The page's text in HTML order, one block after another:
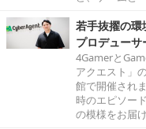
若手抜擢の
プロデュー
4Gamerと
アクエスト」
館で開催され
時のエピソー
の模様をお届